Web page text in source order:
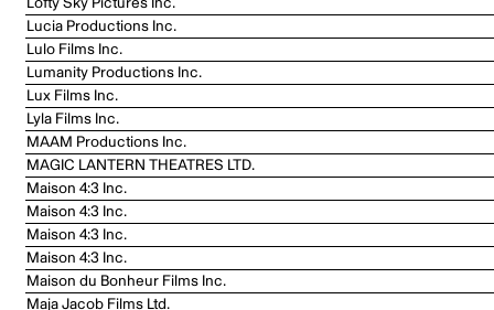
Lucia Productions Inc.
Lulo Films Inc.
Lumanity Productions Inc.
Lux Films Inc.
Lyla Films Inc.
MAAM Productions Inc.
MAGIC LANTERN THEATRES LTD.
Maison 4:3 Inc.
Maison 4:3 Inc.
Maison 4:3 Inc.
Maison 4:3 Inc.
Maison du Bonheur Films Inc.
Maja Jacob Films Ltd.